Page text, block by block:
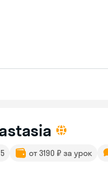
5 от 3190 ₽ за урок